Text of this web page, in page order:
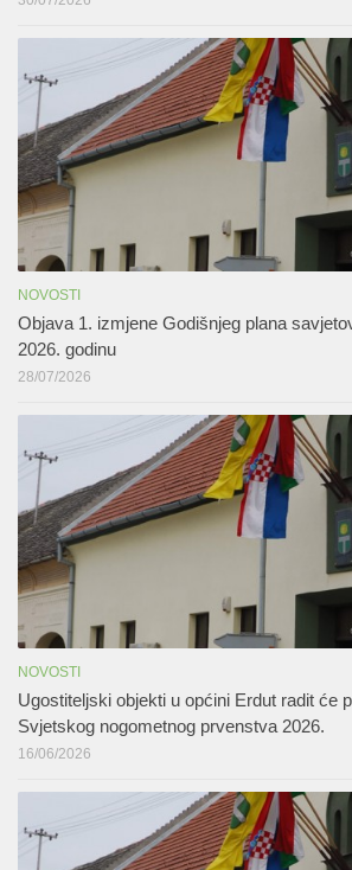
NOVOSTI
Objava 1. izmjene Godišnjeg plana
2026. godinu
28/07/2026
NOVOSTI
Ugostiteljski objekti u općini Erdut radit će
Svjetskog nogometnog prvenstva 2026.
16/06/2026